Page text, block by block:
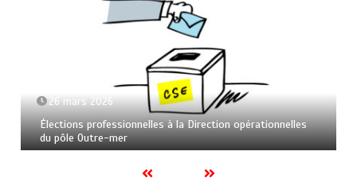
26 mars 2026
Élections professionnelles à la Direction opérationnelles
du pôle Outre-mer